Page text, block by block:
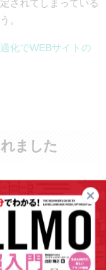
されてしまっている
。
化でWEBサイトの
ました
ってアクセスをブロ
ることで、クロール
ことです。noindex
。